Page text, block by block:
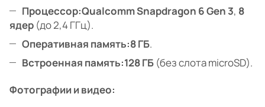
Процессор:Qualcomm Snapdragon 6 Gen 3, 8
ядер (до 2,4 ГГц).
Оперативная память:8 ГБ.
Встроенная память:128 ГБ (без слота microSD).
Фотографии и видео: